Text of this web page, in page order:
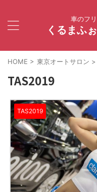
車のフ
くるま
HOME > 東京オートサロン >
TAS2019
TAS2019